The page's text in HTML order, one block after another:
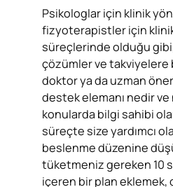
Psikologlar için klinik
fizyoterapistler için
süreçlerinde olduğu
çözümler ve takviyelere
doktor ya da uzman
destek elemanı nedir
konularda bilgi sahibi
süreçte size yardımcı
beslenme düzenine
tüketmeniz gereken 10
içeren bir plan eklemek,